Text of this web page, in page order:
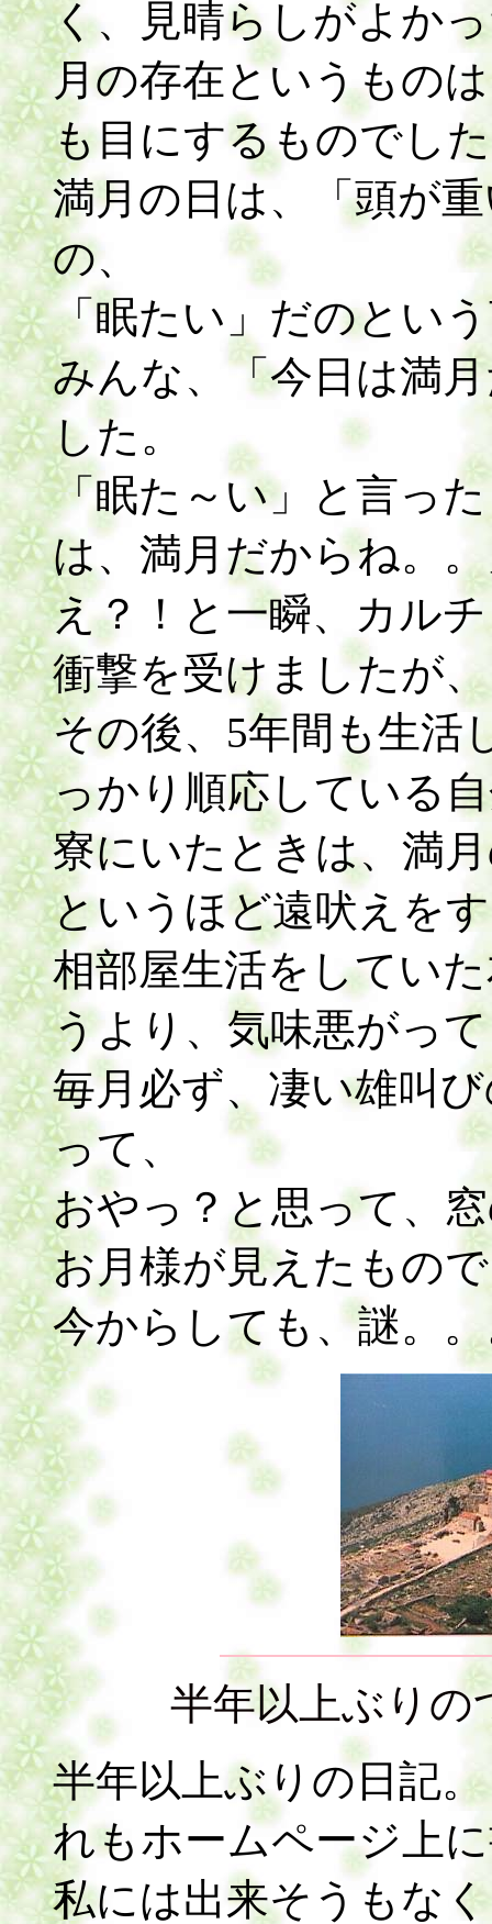
く、見晴らしがよか
月の存在というもの
も目にするものでし
満月の日は、「頭が
の、
「眠たい」だのとい
みんな、「今日は満
した。
「眠た～い」と言っ
は、満月だからね。
え？！と一瞬、カル
衝撃を受けましたが、
その後、5年間も生活
っかり順応している
寮にいたときは、満
というほど遠吠えを
相部屋生活をしてい
うより、気味悪がっ
毎月必ず、凄い雄叫
って、
おやっ？と思って、
お月様が見えたもの
今からしても、謎。
半年以上ぶり
半年以上ぶりの日記
れもホームページ上
私には出来そうもな